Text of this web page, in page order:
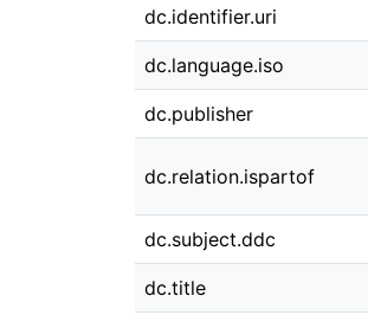
dc.identifier.uri
dc.language.iso
dc.publisher
dc.relation.ispartof
dc.subject.ddc
dc.title